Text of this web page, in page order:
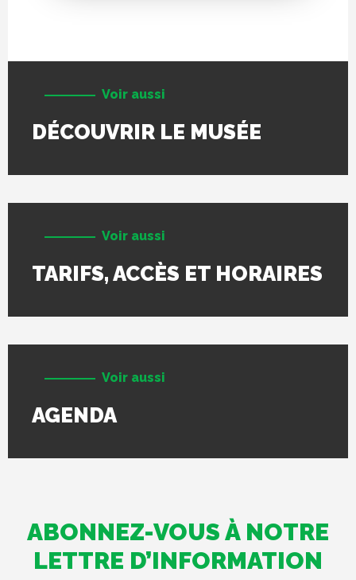
Voir aussi
DÉCOUVRIR LE MUSÉE
Voir aussi
TARIFS, ACCÈS ET HORAIRES
Voir aussi
AGENDA
ABONNEZ-VOUS À NOTRE
LETTRE D’INFORMATION